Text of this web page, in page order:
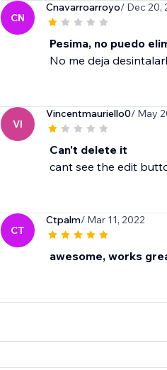
CN
Cnavarroarroyo/ Dec 20,
Pesima, no puedo
No me deja
VI
Vincentmauriello0/ May
Can't delete it
cant see the edit
CT
Ctpalm/ Mar 11, 2022
awesome, works